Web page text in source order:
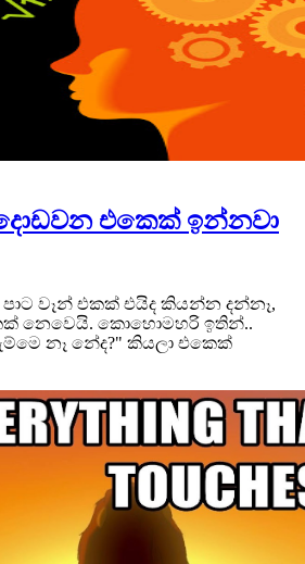
එකෙක් ඉන්නවා
වෑන් එකක් එයිද කියන්න දන්නෑ,
නෙවෙයි. කොහොමහරි ඉතින්..
නෑ නේද?" කියලා එකෙක්